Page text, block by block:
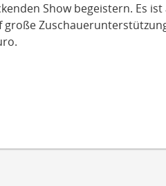
Show begeistern. Es ist
große